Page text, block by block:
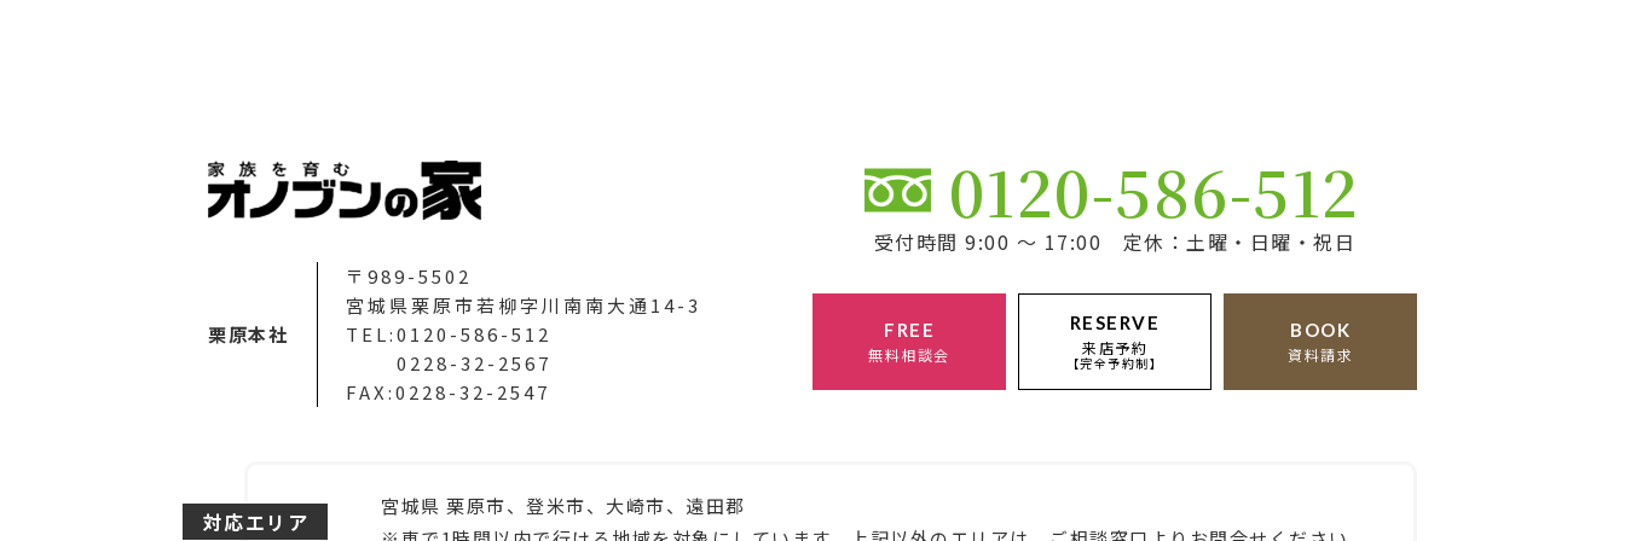
栗原本社
〒989-5502
宮城県栗原市若柳字川南南大通14-3
TEL:0120-586-512
0228-32-2567
FAX:0228-32-2547
0120-586-512
受付時間 9:00 ～ 17:00 定休：土曜・日曜・祝日
FREE
無料相談会
RESERVE
来店予約
【完全予約制】
BOOK
資料請求
対応エリア
宮城県 栗原市、登米市、大崎市、遠田郡